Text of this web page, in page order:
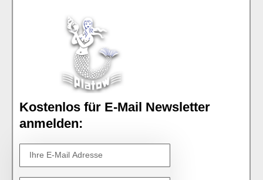
Kostenlos für E-Mail Newsletter
anmelden: